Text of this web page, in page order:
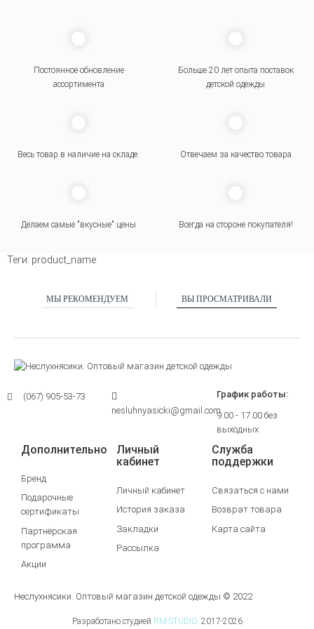
Постоянное обновление
ассортимента
Больше 20 лет опыта поставок
детской одежды
Весь товар в наличие на складе. Отвечаем за качество товара
Делаем самые "вкусные" цены Всегда на стороне покупателя!
Теги: product_name
МЫ РЕКОМЕНДУЕМ ВЫ ПРОСМАТРИВАЛИ
(067) 905-53-73
nesluhnyasicki@gmail.com
График работы:
9.00 - 17.00 без
выходных
Дополнительно
Бренд
Подарочные
сертификаты
Партнёрская
программа
Акции
Личный
кабинет
Личный кабинет
История заказа
Закладки
Рассылка
Служба
поддержки
Связаться с нами
Возврат товара
Карта сайта
Неслухнясики. Оптовый магазин детской одежды © 2022
Разработано студией RM-STUDIO. 2017-2026